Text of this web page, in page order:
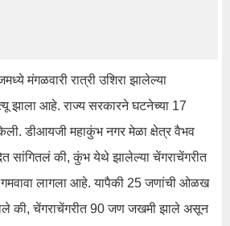
मंगळवारी रात्री उशिरा झालेल्या
झाला आहे. राज्य सरकारने घटनेच्या 17
केली. डीआयजी महाकुंभ नगर मेळा क्षेत्र वैभव
सांगितलं की, कुंभ येथे झालेल्या चेंगराचेंगरीत
लागला आहे. यापैकी 25 जणांची ओळख
की, चेंगराचेंगरीत 90 जण जखमी झाले असून